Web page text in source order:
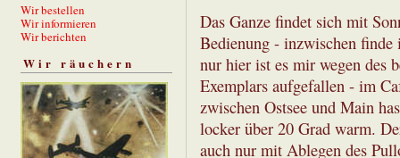
Wir bestellen
Wir informieren
Wir berichten
Wir räuchern
Das Ganze findet sich mit
Bedienung - inzwischen finde
nur hier ist es mir wegen des
Exemplars aufgefallen - im
zwischen Ostsee und Main
locker über 20 Grad warm.
auch nur mit Ablegen des